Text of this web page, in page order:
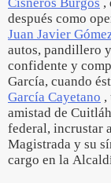
después como
Juan Javier
autos, pandillero
confidente y
García, cuando
García Cayetano ,
amistad de
federal, incrustar
Magistrada y su
cargo en la